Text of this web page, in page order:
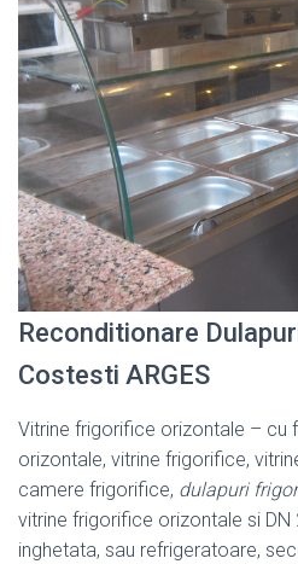
Reconditionare
Costesti ARGES
Vitrine frigorifice orizontale – cu
orizontale, vitrine frigorifice,
camere frigorifice, dulapuri
vitrine frigorifice orizontale si DN
inghetata, sau refrigeratoare,